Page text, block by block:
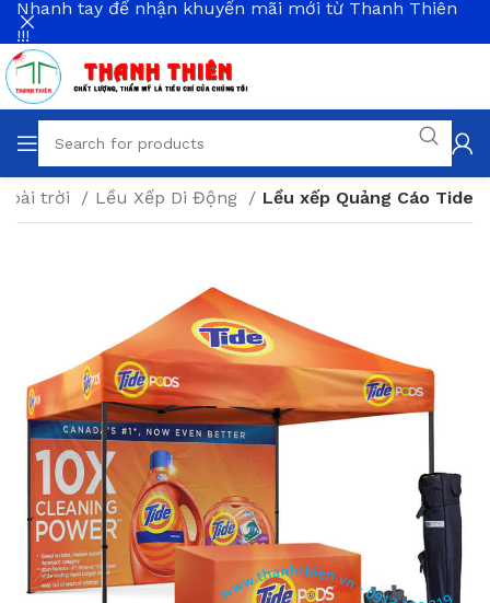
trời Lều Xếp Di Động Lều xếp Quảng Cáo Tide
Nhanh tay để nhận khuyến mãi mới từ Thanh Thiên
!!!